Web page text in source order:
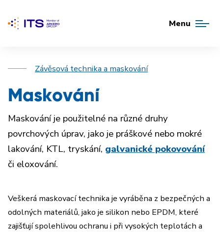
Menu
Závěsová technika a maskování
Maskování
Maskování je použitelné na různé druhy
povrchových úprav, jako je práškové nebo mokré
lakování, KTL, tryskání, galvanické pokovování
či eloxování.
Veškerá maskovací technika je vyráběna z bezpečných a
odolných materiálů, jako je silikon nebo EPDM, které
zajišťují spolehlivou ochranu i při vysokých teplotách a